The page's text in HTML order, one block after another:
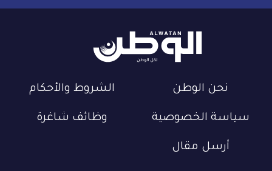
نحن الوطن الشروط والأحكام
سياسة الخصوصية وظائف شاغرة
أرسل مقال